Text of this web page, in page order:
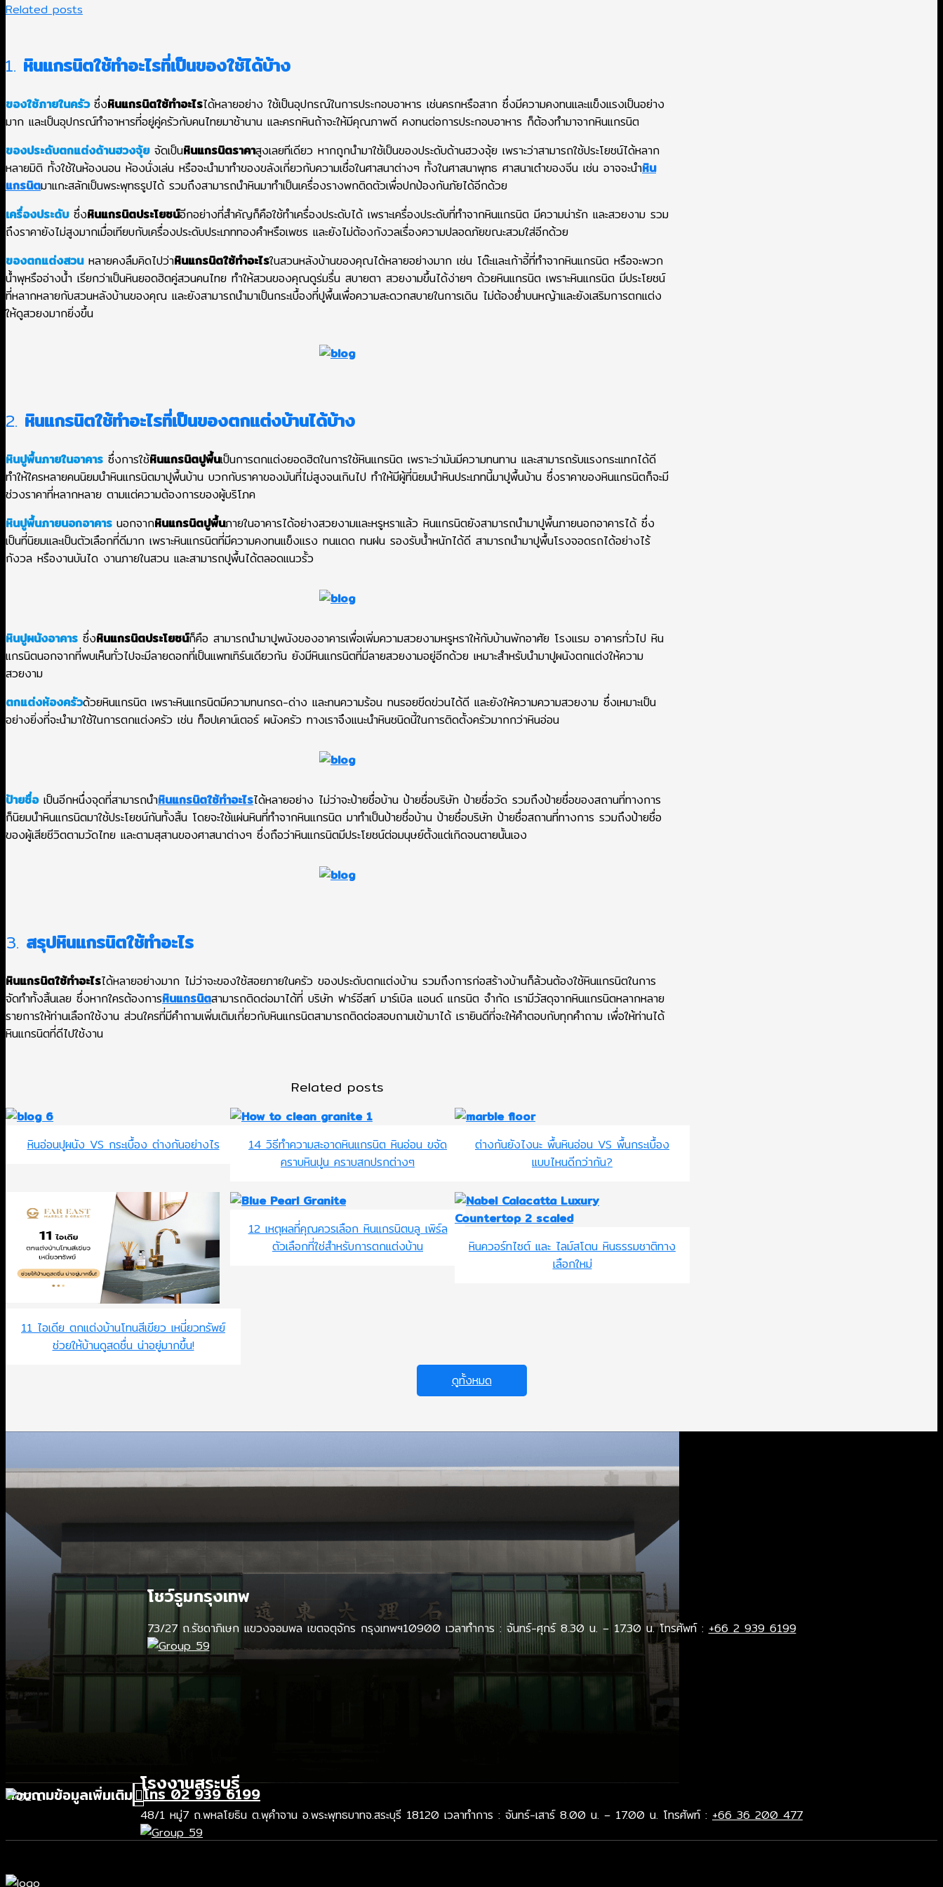
Related posts
1. หินแกรนิตใช้ทําอะไรที่เป็นของใช้ได้บ้าง
ของใช้ภายในครัว ซึ่งหินแกรนิตใช้ทําอะไรได้หลายอย่าง ใช้เป็นอุปกรณ์ในการประกอบอาหาร เช่นครกหรือสาก ซึ่งมีความคงทนและแข็งแรงเป็นอย่าง
มาก และเป็นอุปกรณ์ทำอาหารที่อยู่คู่ครัวกับคนไทยมาช้านาน และครกหินถ้าจะให้มีคุณภาพดี คงทนต่อการประกอบอาหาร ก็ต้องทำมาจากหินแกรนิต
ของประดับตกแต่งด้านฮวงจุ้ยจัดเป็นหินแกรนิตราคาสูงเลยทีเดียว หากถูกนำมาใช้เป็นของประดับด้านฮวงจุ้ย เพราะว่าสามารถใช้ประโยชน์ได้หลาก
หลายมิติ ทั้งใช้ในห้องนอน ห้องนั่งเล่น หรือจะนำมาทำของขลังเกี่ยวกับความเชื่อในศาสนาต่างๆ ทั้งในศาสนาพุทธ ศาสนาเต๋าของจีน เช่น อาจจะนำหิน
แกรนิตมาแกะสลักเป็นพระพุทธรูปได้ รวมถึงสามารถนำหินมาทำเป็นเครื่องรางพกติดตัวเพื่อปกป้องกันภัยได้อีกด้วย
เครื่องประดับ ซึ่งหินแกรนิตประโยชน์อีกอย่างที่สำคัญก็คือใช้ทำเครื่องประดับได้ เพราะเครื่องประดับที่ทำจากหินแกรนิต มีความน่ารัก และสวยงาม รวม
ถึงราคายังไม่สูงมากเมื่อเทียบกับเครื่องประดับประเภททองคำหรือเพชร และยังไม่ต้องกังวลเรื่องความปลอดภัยขณะสวมใส่อีกด้วย
ของตกแต่งสวนหลายคงลืมคิดไปว่าหินแกรนิตใช้ทําอะไรในสวนหลังบ้านของคุณได้หลายอย่างมาก เช่น โต๊ะและเก้าอี้ที่ทำจากหินแกรนิต หรือจะพวก
น้ำพุหรืออ่างน้ำ เรียกว่าเป็นหินยอดฮิตคู่สวนคนไทย ทำให้สวนของคุณดูร่มรื่น สบายตา สวยงามขึ้นได้ง่ายๆ ด้วยหินแกรนิต เพราะหินแกรนิต มีประโยชน์
ที่หลากหลายกับสวนหลังบ้านของคุณ และยังสามารถนำมาเป็นกระเบื้องที่ปูพื้นเพื่อความสะดวกสบายในการเดิน ไม่ต้องย่ำบนหญ้าและยังเสริมการตกแต่ง
ให้ดูสวยงมากยิ่งขึ้น
2. หินแกรนิตใช้ทําอะไรที่เป็นของตกแต่งบ้านได้บ้าง
หินปูพื้นภายในอาคาร ซึ่งการใช้หินแกรนิตปูพื้นเป็นการตกแต่งยอดฮิตในการใช้หินแกรนิต เพราะว่ามันมีความทนทาน และสามารถรับแรงกระแทกได้ดี
ทำให้ใครหลายคนนิยมนำหินแกรนิตมาปูพื้นบ้าน บวกกับราคาของมันที่ไม่สูงจนเกินไป ทำให้มีผู้ที่นิยมนำหินประเภทนี้มาปูพื้นบ้าน ซึ่งราคาของหินแกรนิตก็จะมี
ช่วงราคาที่หลากหลาย ตามแต่ความต้องการของผู้บริโภค
หินปูพื้นภายนอกอาคาร นอกจากหินแกรนิตปูพื้นภายในอาคารได้อย่างสวยงามและหรูหราแล้ว หินแกรนิตยังสามารถนำมาปูพื้นภายนอกอาคารได้ ซึ่ง
เป็นที่นิยมและเป็นตัวเลือกที่ดีมาก เพราะหินแกรนิตที่มีความคงทนแข็งแรง ทนแดด ทนฝน รองรับน้ำหนักได้ดี สามารถนำมาปูพื้นโรงจอดรถได้อย่างไร้
กังวล หรืองานบันได งานภายในสวน และสามารถปูพื้นได้ตลอดแนวรั้ว
หินปูผนังอาคาร ซึ่งหินแกรนิตประโยชน์ก็คือ สามารถนำมาปูพนังของอาคารเพื่อเพิ่มความสวยงามหรูหราให้กับบ้านพักอาศัย โรงแรม อาคารทั่วไป หิน
แกรนิตนอกจากที่พบเห็นทั่วไปจะมีลายดอกที่เป็นแพทเทิร์นเดียวกัน ยังมีหินแกรนิตที่มีลายสวยงามอยู่อีกด้วย เหมาะสำหรับนำมาปูผนังตกแต่งให้ความ
สวยงาม
ตกแต่งห้องครัวด้วยหินแกรนิต เพราะหินแกรนิตมีความทนกรด-ด่าง และทนความร้อน ทนรอยขีดข่วนได้ดี และยังให้ความความสวยงาม ซึ่งเหมาะเป็น
อย่างยิ่งที่จะนำมาใช้ในการตกแต่งครัว เช่น ท็อปเคาน์เตอร์ ผนังครัว ทางเราจึงแนะนำหินชนิดนี้ในการติดตั้งครัวมากกว่าหินอ่อน
ป้ายชื่อเป็นอีกหนึ่งจุดที่สามารถนำหินแกรนิตใช้ทําอะไรได้หลายอย่าง ไม่ว่าจะป้ายชื่อบ้าน ป้ายชื่อบริษัท ป้ายชื่อวัด รวมถึงป้ายชื่อของสถานที่ทางการ
ก็นิยมนำหินแกรนิตมาใช้ประโยชน์กันทั้งสิ้น โดยจะใช้แผ่นหินที่ทำจากหินแกรนิต มาทำเป็นป้ายชื่อบ้าน ป้ายชื่อบริษัท ป้ายชื่อสถานที่ทางการ รวมถึงป้ายชื่อ
ของผู้เสียชีวิตตามวัดไทย และตามสุสานของศาสนาต่างๆ ซึ่งถือว่าหินแกรนิตมีประโยชน์ต่อมนุษย์ตั้งแต่เกิดจนตายนั้นเอง
3. สรุปหินแกรนิตใช้ทําอะไร
หินแกรนิตใช้ทําอะไรได้หลายอย่างมาก ไม่ว่าจะของใช้สอยภายในครัว ของประดับตกแต่งบ้าน รวมถึงการก่อสร้างบ้านก็ล้วนต้องใช้หินแกรนิตในการ
จัดทำทั้งสิ้นเลย ซึ่งหากใครต้องการหินแกรนิตสามารถติดต่อมาได้ที่ บริษัท ฟาร์อีสท์ มาร์เบิล แอนด์ แกรนิต จำกัด เรามีวัสดุจากหินแกรนิตหลากหลาย
รายการให้ท่านเลือกใช้งาน ส่วนใครที่มีคำถามเพิ่มเติมเกี่ยวกับหินแกรนิตสามารถติดต่อสอบถามเข้ามาได้ เรายินดีที่จะให้คำตอบกับทุกคำถาม เพื่อให้ท่านได้
หินแกรนิตที่ดีไปใช้งาน
Related posts
หินอ่อนปูผนัง VS กระเบื้อง ต่างกันอย่างไร
14 วิธีทําความสะอาดหินแกรนิต หินอ่อน ขจัด
คราบหินปูน คราบสกปรกต่างๆ
ต่างกันยังไงนะ พื้นหินอ่อน VS พื้นกระเบื้อง
แบบไหนดีกว่ากัน?
11 ไอเดีย ตกแต่งบ้านโทนสีเขียว เหนี่ยวทรัพย์
ช่วยให้บ้านดูสดชื่น น่าอยู่มากขึ้น!
12 เหตุผลที่คุณควรเลือก หินแกรนิตบลู เพิร์ล
ตัวเลือกที่ใช่สำหรับการตกแต่งบ้าน
หินควอร์ทไซต์ และ ไลม์สโตน หินธรรมชาติทาง
เลือกใหม่
ดูทั้งหมด
โชว์รูมกรุงเทพ
73/27 ถ.รัชดาภิเษก แขวงจอมพล เขตจตุจักร กรุงเทพฯ10900 เวลาทำการ : จันทร์-ศุกร์ 8.30 น. – 17.30 น. โทรศัพท์ : +66 2 939 6199
โรงงานสระบุรี
48/1 หมู่7 ถ.พหลโยธิน ต.พุคำจาน อ.พระพุทธบาทจ.สระบุรี 18120 เวลาทำการ : จันทร์-เสาร์ 8.00 น. – 17.00 น. โทรศัพท์ : +66 36 200 477
สอบถามข้อมูลเพิ่มเติม โทร 02 939 6199